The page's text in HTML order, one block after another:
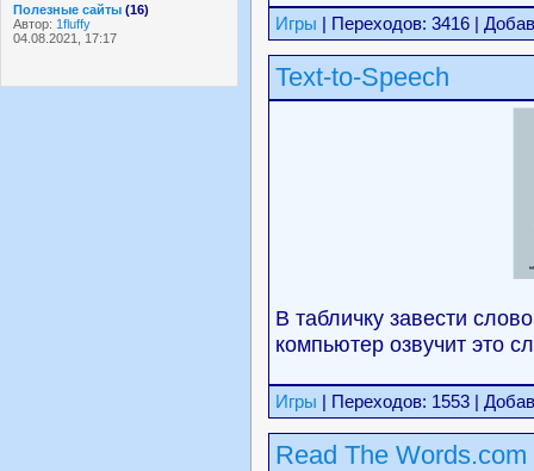
Полезные сайты (16)
Автор: 1fluffy
04.08.2021, 17:17
Игры | Переходов: 3416 |
Text-to-Speech
В табличку завести
компьютер озвучит это
Игры | Переходов: 1553 |
Read The Words.com